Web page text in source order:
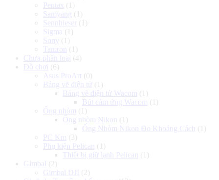
Pentax (1)
Samyang (1)
Sennhieser
(1)
Sigma (1)
Sony (1)
Tamron
(1)
Chưa phân loại (4)
Đồ chơi (6)
Asus ProArt (0)
Bảng vẽ điện tử (1)
Bảng vẽ điện tử Wacom (1)
Bút cảm ứng Wacom (1)
Ống nhòm (1)
Ống nhòm Nikon
(1)
Ống Nhòm Nikon Đo Khoảng Cách
(1)
PC Km (3)
Phụ kiện Pelican
(1)
Thiết bị giữ lạnh Pelican
(1)
Gimbal (2)
Gimbal DJI (2)